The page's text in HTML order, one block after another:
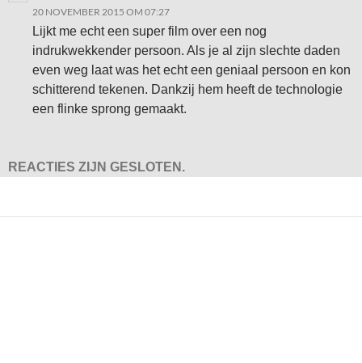
20 NOVEMBER 2015 OM 07:27
Lijkt me echt een super film over een nog
indrukwekkender persoon. Als je al zijn slechte daden
even weg laat was het echt een geniaal persoon en kon
schitterend tekenen. Dankzij hem heeft de technologie
een flinke sprong gemaakt.
REACTIES ZIJN GESLOTEN.